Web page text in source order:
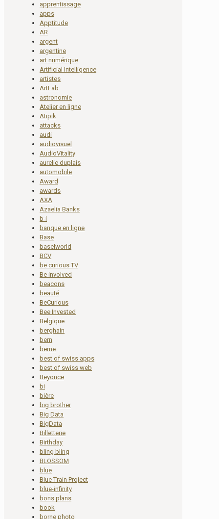
apprentissage
apps
Apptitude
AR
argent
argentine
art numérique
Artificial Intelligence
artistes
ArtLab
astronomie
Atelier en ligne
Atipik
attacks
audi
audiovisuel
AudioVitality
aurelie duplais
automobile
Award
awards
AXA
Azaelia Banks
b-i
banque en ligne
Base
baselworld
BCV
be curious TV
Be involved
beacons
beauté
BeCurious
Bee Invested
Belgique
berghain
bern
berne
best of swiss apps
best of swiss web
Beyonce
bi
bière
big brother
Big Data
BigData
Billetterie
Birthday
bling bling
BLOSSOM
blue
Blue Train Project
blue-infinity
bons plans
book
borne photo